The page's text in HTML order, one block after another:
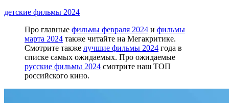
детские фильмы 2024
Про главные фильмы февраля 2024 и фильмы
марта 2024 также читайте на Мегакритике.
Смотрите также лучшие фильмы 2024 года в
списке самых ожидаемых. Про ожидаемые
русские фильмы 2024 смотрите наш ТОП
российского кино.